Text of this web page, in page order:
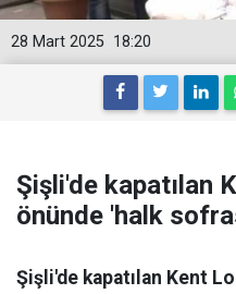
18:20
28 Mart 2025
Şişli'de kapatılan
önünde 'halk
Şişli'de kapatılan Kent